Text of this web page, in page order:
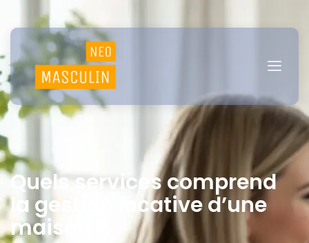
Quels services comprend
la gestion locative d’une
maison ?